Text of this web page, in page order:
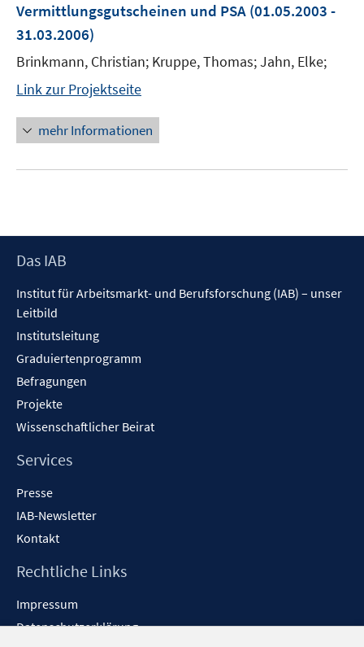
Vermittlungsgutscheinen und PSA (01.05.2003 -
31.03.2006)
Brinkmann, Christian; Kruppe, Thomas; Jahn, Elke;
Link zur Projektseite
mehr Informationen
Footer
Das IAB
Institut für Arbeitsmarkt- und Berufsforschung (IAB) – unser
Leitbild
Institutsleitung
Graduiertenprogramm
Befragungen
Projekte
Wissenschaftlicher Beirat
Services
Presse
IAB-Newsletter
Kontakt
Rechtliche Links
Impressum
Datenschutzerklärung